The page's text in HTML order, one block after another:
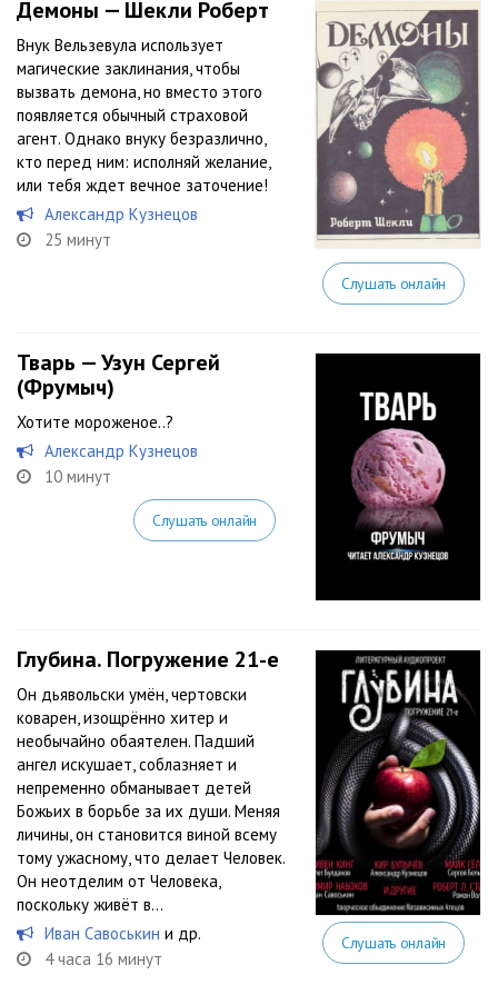
Демоны — Шекли Роберт
Внук Вельзевула использует
магические заклинания, чтобы
вызвать демона, но вместо этого
появляется обычный страховой
агент. Однако внуку безразлично,
кто перед ним: исполняй желание,
или тебя ждет вечное заточение!
Александр Кузнецов
25 минут
Слушать онлайн
Тварь — Узун Сергей
(Фрумыч)
Хотите мороженое..?
Александр Кузнецов
10 минут
Слушать онлайн
Глубина. Погружение 21-е
Он дьявольски умён, чертовски
коварен, изощрённо хитер и
необычайно обаятелен. Падший
ангел искушает, соблазняет и
непременно обманывает детей
Божьих в борьбе за их души. Меняя
личины, он становится виной всему
тому ужасному, что делает Человек.
Он неотделим от Человека,
поскольку живёт в...
Иван Савоськин и др.
4 часа 16 минут
Слушать онлайн